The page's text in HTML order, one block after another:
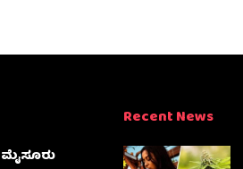
ಮೈಸೂರು
Recent News